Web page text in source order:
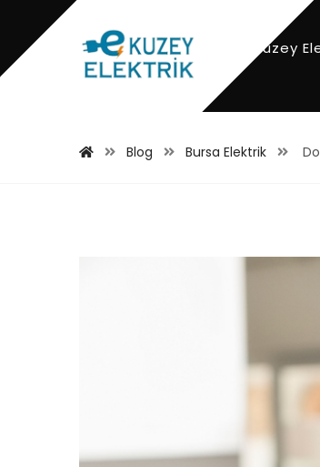
Kuzey
Blog Bursa Elektrik